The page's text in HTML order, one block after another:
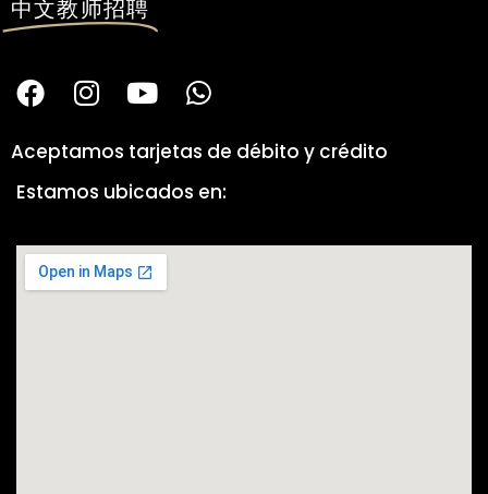
中文教师招聘
Aceptamos tarjetas de débito y crédito
Estamos ubicados en: